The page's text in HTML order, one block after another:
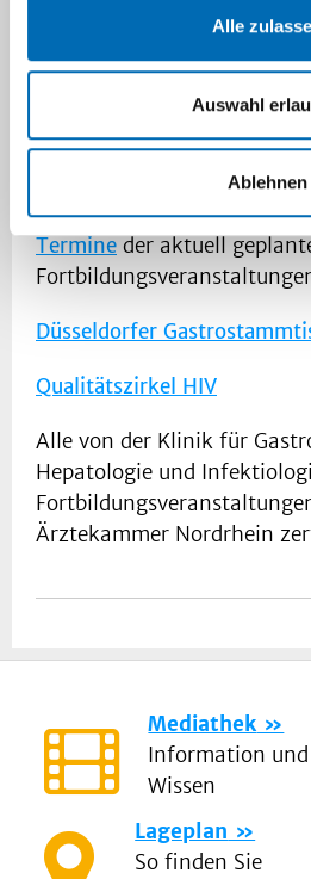
Alle
Auswahl
Ablehnen
kontinuierlichen
tätigen Ärzt:innen,
Promovierenden und
Ärzt:innen und in anderen
Termine der aktuell
Düsseldorfer
Qualitätszirkel HIV
Alle von der Klinik für
Hepato­logie und
Ärztekammer Nord­rhein
Mediathek
Information und
Wissen
Lageplan
So finden Sie